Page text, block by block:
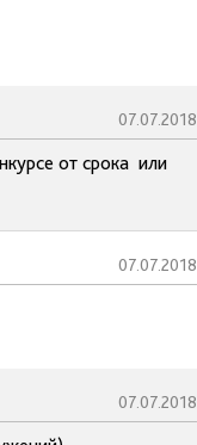
07.07.2018
от срока или
07.07.2018
07.07.2018